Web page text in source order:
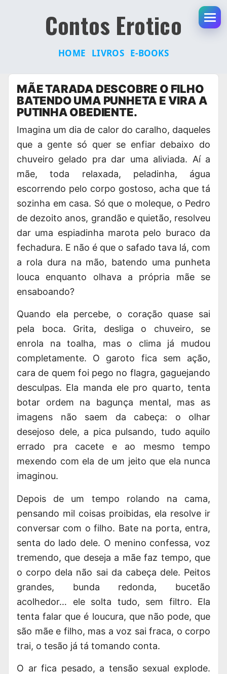
Contos Erotico
HOME LIVROS E-BOOKS
Pular
para
conteúdo
MÃE TARADA DESCOBRE O FILHO
BATENDO UMA PUNHETA E VIRA A
PUTINHA OBEDIENTE.
Imagina um dia de calor do caralho, daqueles
que a gente só quer se enfiar debaixo do
chuveiro gelado pra dar uma aliviada. Aí a
mãe, toda relaxada, peladinha, água
escorrendo pelo corpo gostoso, acha que tá
sozinha em casa. Só que o moleque, o Pedro
de dezoito anos, grandão e quietão, resolveu
dar uma espiadinha marota pelo buraco da
fechadura. E não é que o safado tava lá, com
a rola dura na mão, batendo uma punheta
louca enquanto olhava a própria mãe se
ensaboando?
Quando ela percebe, o coração quase sai
pela boca. Grita, desliga o chuveiro, se
enrola na toalha, mas o clima já mudou
completamente. O garoto fica sem ação,
cara de quem foi pego no flagra, gaguejando
desculpas. Ela manda ele pro quarto, tenta
botar ordem na bagunça mental, mas as
imagens não saem da cabeça: o olhar
desejoso dele, a pica pulsando, tudo aquilo
errado pra cacete e ao mesmo tempo
mexendo com ela de um jeito que ela nunca
imaginou.
Depois de um tempo rolando na cama,
pensando mil coisas proibidas, ela resolve ir
conversar com o filho. Bate na porta, entra,
senta do lado dele. O menino confessa, voz
tremendo, que deseja a mãe faz tempo, que
o corpo dela não sai da cabeça dele. Peitos
grandes, bunda redonda, bucetão
acolhedor… ele solta tudo, sem filtro. Ela
tenta falar que é loucura, que não pode, que
são mãe e filho, mas a voz sai fraca, o corpo
trai, o tesão já tá tomando conta.
O ar fica pesado, a tensão sexual explode.